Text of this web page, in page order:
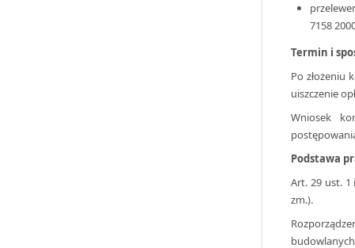
7158
Termin i
Po złożeniu
uiszczenie
Wniosek
Podstawa
Art. 29 ust. 1
zm.).